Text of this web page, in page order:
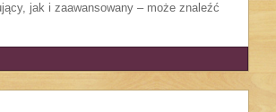
jak i zaawansowany – może znaleźć